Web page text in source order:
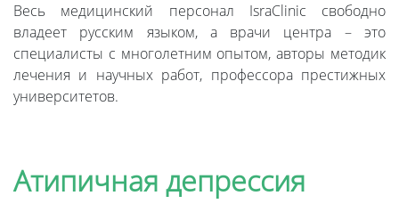
Весь медицинский персонал IsraClinic свободно
владеет русским языком, а врачи центра – это
специалисты с многолетним опытом, авторы методик
лечения и научных работ, профессора престижных
университетов.
Атипичная депрессия